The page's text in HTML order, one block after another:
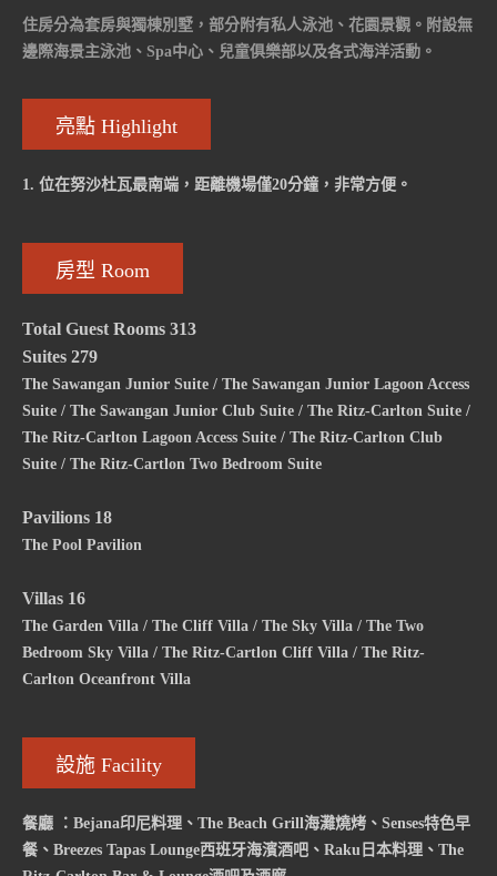
住房分為套房與獨棟別墅，部分附有私人泳池、花園景觀。附設無
邊際海景主泳池、Spa中心、兒童俱樂部以及各式海洋活動。
亮點 Highlight
1. 位在努沙杜瓦最南端，距離機場僅20分鐘，非常方便。
房型 Room
Total Guest Rooms 313
Suites 279
The Sawangan Junior Suite / The Sawangan Junior Lagoon Access
Suite / The Sawangan Junior Club Suite / The Ritz-Carlton Suite /
The Ritz-Carlton Lagoon Access Suite / The Ritz-Carlton Club
Suite / The Ritz-Cartlon Two Bedroom Suite
Pavilions 18
The Pool Pavilion
Villas 16
The Garden Villa / The Cliff Villa / The Sky Villa / The Two
Bedroom Sky Villa / The Ritz-Cartlon Cliff Villa / The Ritz-
Carlton Oceanfront Villa
設施 Facility
餐廳 ：Bejana印尼料理、The Beach Grill海灘燒烤、Senses特色早
餐、Breezes Tapas Lounge西班牙海濱酒吧、Raku日本料理、The